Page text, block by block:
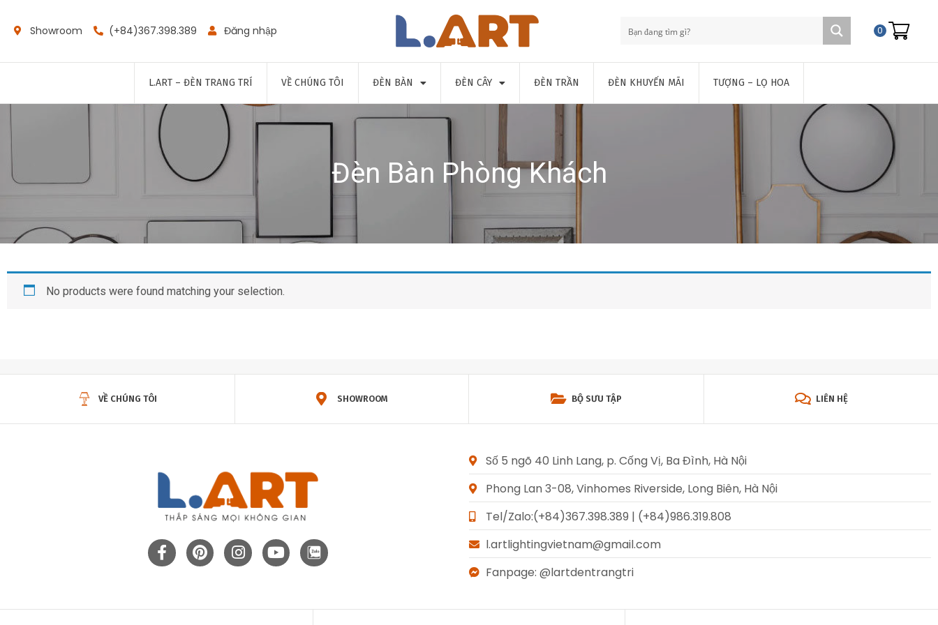
Showroom (+84)367.398.389 Đăng nhập 0
L.ART – ĐÈN TRANG TRÍ VỀ CHÚNG TÔI ĐÈN BÀN ĐÈN CÂY ĐÈN TRẦN ĐÈN KHUYẾN MÃI TƯỢNG – LỌ HOA
Đèn Bàn Phòng Khách
No products were found matching your selection.
VỀ CHÚNG TÔI SHOWROOM BỘ SƯU TẬP LIÊN HỆ
Số 5 ngõ 40 Linh Lang, p. Cống Vị, Ba Đình, Hà Nội
Phong Lan 3-08, Vinhomes Riverside, Long Biên, Hà Nội
Tel/Zalo:(+84)367.398.389 | (+84)986.319.808
l.artlightingvietnam@gmail.com
Fanpage: @lartdentrangtri